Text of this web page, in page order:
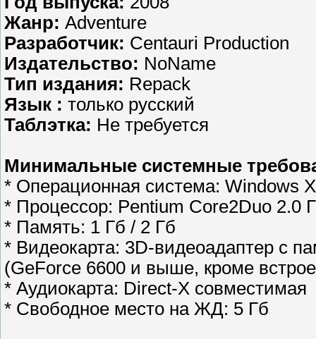
Жанр: Adventure
Разработчик: Centauri Production
Издательство: NoName
Тип издания: Repack
Язык : только русский
Таблэтка: Не требуется
Минимальные системные
* Операционная система: Windows
* Процессор: Pentium Core2Duo 2.0
* Память: 1 Гб / 2 Гб
* Видеокарта: 3D-видеоадаптер с
(GeForce 6600 и выше, кроме
* Аудиокарта: Direct-X совместимая
* Свободное место на ЖД: 5 Гб